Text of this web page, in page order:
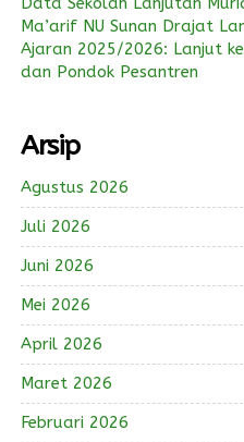
Ma’arif NU Sunan Drajat
Ajaran 2025/2026: Lanjut
dan Pondok Pesantren
Arsip
Agustus 2026
Juli 2026
Juni 2026
Mei 2026
April 2026
Maret 2026
Februari 2026